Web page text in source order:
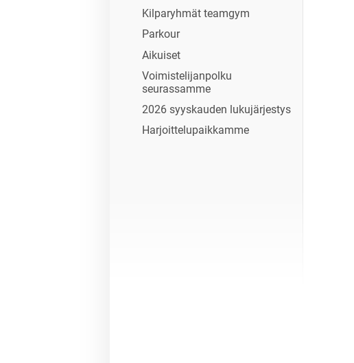
Kilparyhmät teamgym
Parkour
Aikuiset
Voimistelijanpolku
seurassamme
2026 syyskauden lukujärjestys
Harjoittelupaikkamme